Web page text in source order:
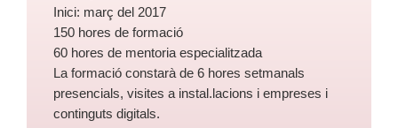
Inici: març del 2017
150 hores de formació
60 hores de mentoria especialitzada
La formació constarà de 6 hores setmanals
presencials, visites a instal.lacions i empreses i
continguts digitals.